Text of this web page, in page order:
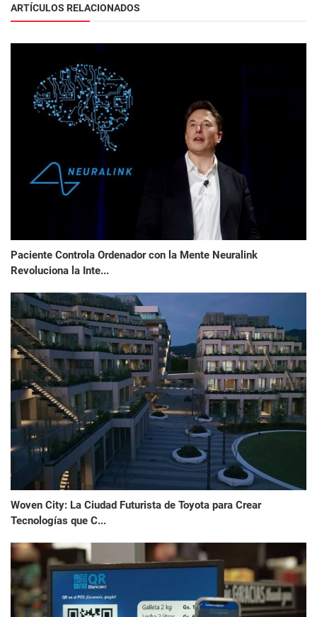
ARTÍCULOS RELACIONADOS
Paciente Controla Ordenador con la Mente Neuralink
Revoluciona la Inte...
Woven City: La Ciudad Futurista de Toyota para Crear
Tecnologías que C...